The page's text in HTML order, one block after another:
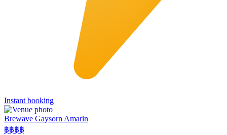
Instant booking
Brewave Gaysorn Amarin
฿฿฿฿